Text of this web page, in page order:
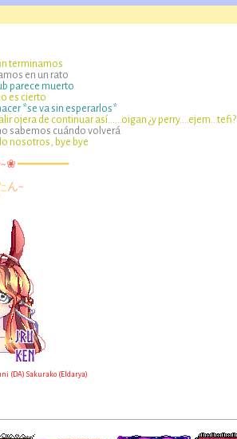
terminamos
en un rato
parece muerto
es cierto
*se va sin esperarlos*
ojera de continuar así……oigan ¿y perry….ejem…tefi?
sabemos cuándo volverá
nosotros, bye bye
━━━━━━━━
ん~
(DA) Sakurako (Eldarya)